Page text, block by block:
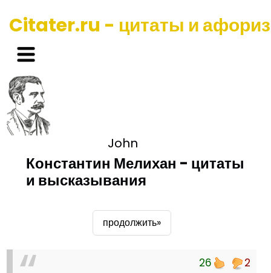
Citater.ru - цитаты и
John
Константин Мелихан - цитаты
и высказывания
продолжить»
26 2